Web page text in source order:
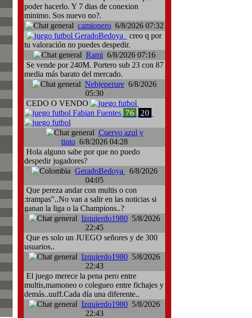
poder hacerlo. Y 7 dias de conexion
minimo. Sos nuevo no?.
camionero 6/8/2026 07:32
GeradoBedoya
creo q por
tu valoración no puedes despedir.
Rami 6/8/2026 07:16
Se vende por 240M. Portero sub 23 con 87
media más barato del mercado.
Nebjeperure 6/8/2026
05:30
CEDO O VENDO
Fabian Fuentes 76 20
Cuervo azul y
tinto 6/8/2026 04:28
Hola alguno sabe por que no puedo
despedir jugadores?
GeradoBedoya
6/8/2026
04:05
Que pereza andar con multis o con
:trampas"..No van a salir en las noticias si
ganan la liga o la Champions..?
Izquierdo1980 5/8/2026
22:45
Que es solo un JUEGO señores y de 300
usuarios..
Izquierdo1980 5/8/2026
22:43
El juego merece la pena pero entre
multis,mamoneo o colegueo entre fichajes y
demás..uuff.Cada día una diferente..
Izquierdo1980 5/8/2026
22:43